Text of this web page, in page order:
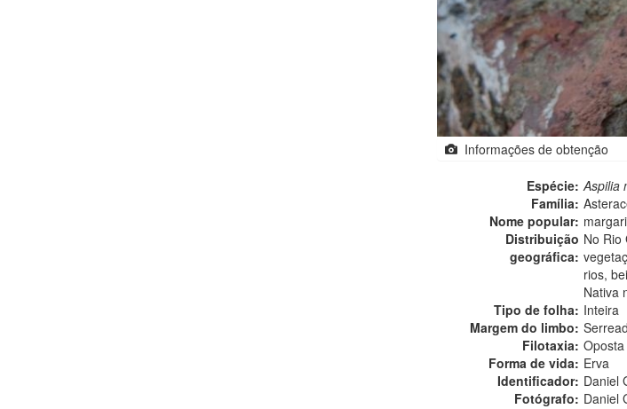
Informações de obtenção
Espécie: Aspilia
Família:
Nome popular:
Distribuição
geográfica:
No Rio
rios,
Nativa
Tipo de folha: Inteira
Margem do limbo:
Filotaxia: Oposta
Forma de vida: Erva
Identificador: Daniel
Fotógrafo: Daniel